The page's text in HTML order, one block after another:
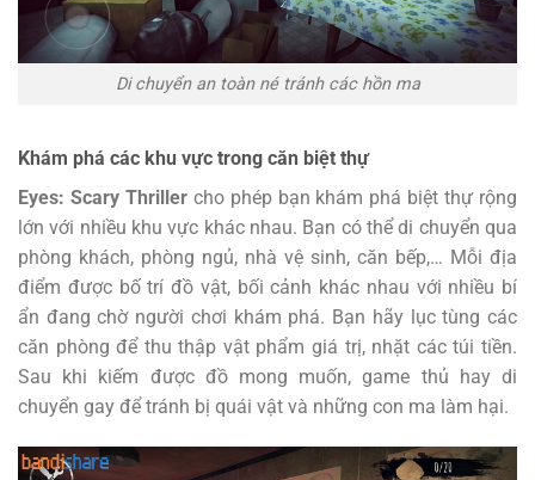
Di chuyển an toàn né tránh các hồn ma
Khám phá các khu vực trong căn biệt thự
Eyes: Scary Thriller cho phép bạn khám phá biệt thự rộng
lớn với nhiều khu vực khác nhau. Bạn có thể di chuyển qua
phòng khách, phòng ngủ, nhà vệ sinh, căn bếp,… Mỗi địa
điểm được bố trí đồ vật, bối cảnh khác nhau với nhiều bí
ẩn đang chờ người chơi khám phá. Bạn hãy lục tùng các
căn phòng để thu thập vật phẩm giá trị, nhặt các túi tiền.
Sau khi kiếm được đồ mong muốn, game thủ hay di
chuyển gay để tránh bị quái vật và những con ma làm hại.